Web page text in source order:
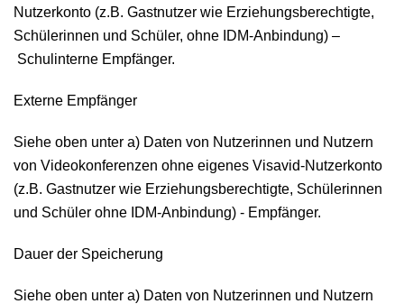
Nutzerkonto (z.B. Gastnutzer wie Erziehungsberechtigte,
Schülerinnen und Schüler, ohne IDM-Anbindung) –
Schulinterne Empfänger.
Externe Empfänger
Siehe oben unter a) Daten von Nutzerinnen und Nutzern
von Videokonferenzen ohne eigenes Visavid-Nutzerkonto
(z.B. Gastnutzer wie Erziehungsberechtigte, Schülerinnen
und Schüler ohne IDM-Anbindung) - Empfänger.
Dauer der Speicherung
Siehe oben unter a) Daten von Nutzerinnen und Nutzern